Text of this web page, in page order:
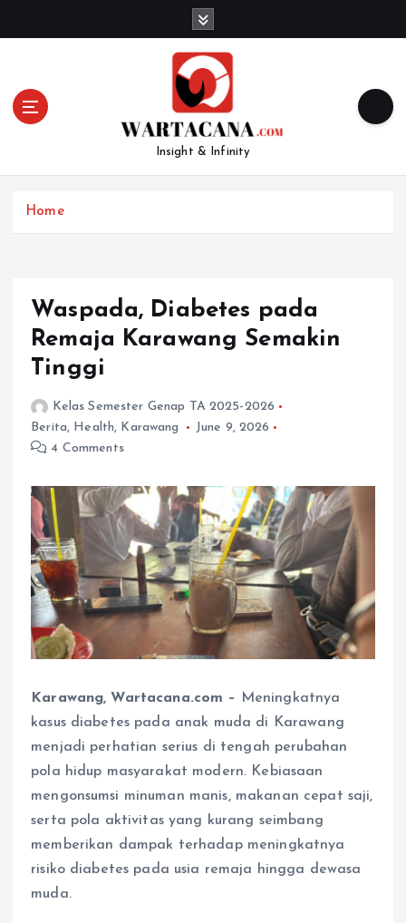
n
Insight & Infinity
Home
Waspada, Diabetes pada
Remaja Karawang Semakin
Tinggi
Kelas Semester Genap TA 2025-2026
Berita, Health, Karawang
June 9, 2026
4 Comments
Karawang, Wartacana.com –
Meningkatnya
kasus diabetes pada anak muda di Karawang
menjadi perhatian serius di tengah perubahan
pola hidup masyarakat modern. Kebiasaan
mengonsumsi minuman manis, makanan cepat saji,
serta pola aktivitas yang kurang seimbang
memberikan dampak terhadap meningkatnya
risiko diabetes pada usia remaja hingga dewasa
muda.